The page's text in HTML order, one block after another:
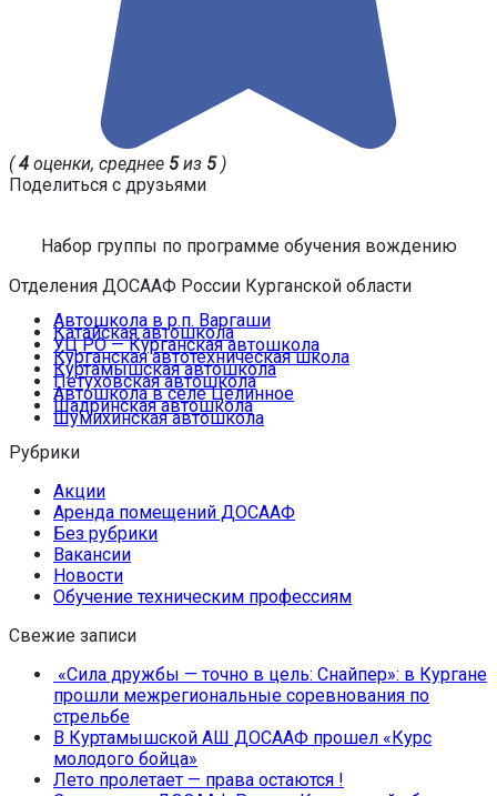
(4 оценки, среднее 5из 5)
Поделиться с друзьями
Набор группы по программе обучения вождению
Отделения ДОСААФ России Курганской области
Автошкола в р.п. Варгаши
Катайская автошкола
УЦ РО — Курганская автошкола
Курганская автотехническая школа
Куртамышская автошкола
Петуховская автошкола
Автошкола в селе Целинное
Шадринская автошкола
Шумихинская автошкола
Рубрики
Акции
Аренда помещений ДОСААФ
Без рубрики
Вакансии
Новости
Обучение техническим профессиям
Свежие записи
«Сила дружбы — точно в цель: Снайпер»: в Кургане
прошли межрегиональные соревнования по
стрельбе
В Куртамышской АШ ДОСААФ прошел «Курс
молодого бойца»
Лето пролетает — права остаются !